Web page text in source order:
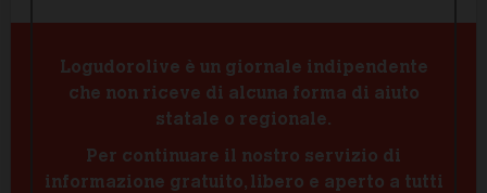
Logudorolive è un giornale indipendente
che non riceve di alcuna forma di aiuto
statale o regionale.
Per continuare il nostro servizio di
informazione gratuito, libero e aperto a tutti